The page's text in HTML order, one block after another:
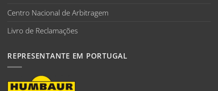
Centro Nacional de Arbitragem
Livro de Reclamações
REPRESENTANTE EM PORTUGAL